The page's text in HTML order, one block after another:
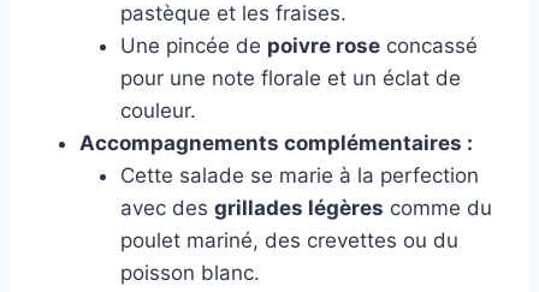
pastèque et les fraises.
Une pincée de poivre rose concassé
pour une note florale et un éclat de
couleur.
Accompagnements complémentaires :
Cette salade se marie à la perfection
avec des grillades légères comme du
poulet mariné, des crevettes ou du
poisson blanc.